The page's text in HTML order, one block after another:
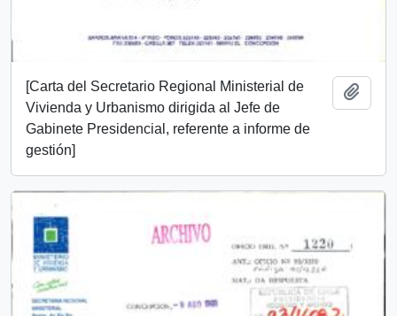
[Carta del Secretario Regional Ministerial de
Vivienda y Urbanismo dirigida al Jefe de
Gabinete Presidencial, referente a informe de
gestión]